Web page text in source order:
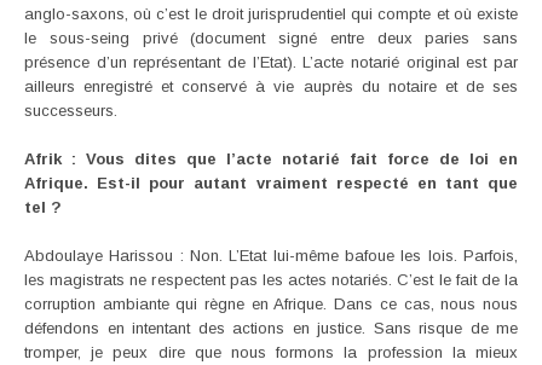
anglo-saxons, où c’est le droit jurisprudentiel qui compte et où existe
le sous-seing privé (document signé entre deux paries sans
présence d’un représentant de l’Etat). L’acte notarié original est par
ailleurs enregistré et conservé à vie auprès du notaire et de ses
successeurs.
Afrik : Vous dites que l’acte notarié fait force de loi en
Afrique. Est-il pour autant vraiment respecté en tant que
tel ?
Abdoulaye Harissou : Non. L’Etat lui-même bafoue les lois. Parfois,
les magistrats ne respectent pas les actes notariés. C’est le fait de la
corruption ambiante qui règne en Afrique. Dans ce cas, nous nous
défendons en intentant des actions en justice. Sans risque de me
tromper, je peux dire que nous formons la profession la mieux